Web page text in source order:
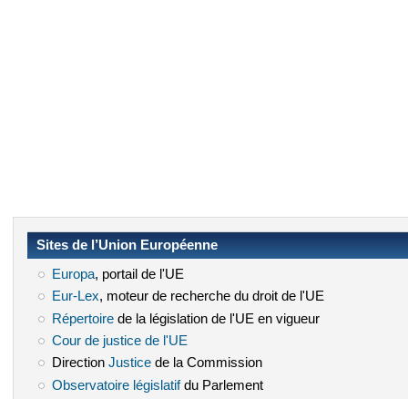
Sites de l’Union Européenne
Europa(le lien est externe)
, portail de l'UE
Eur-Lex(le lien est externe)
, moteur de recherche du droit de l'UE
Répertoire(le lien est externe)
de la législation de l'UE en vigueur
Cour de justice de l'UE
Direction Justice(le lien est externe)
de la Commission
Observatoire législatif(le lien est externe)
du Parlement